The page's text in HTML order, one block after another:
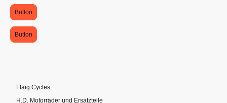
Button
Button
Flaig Cycles
H.D. Motorräder und Ersatzteile